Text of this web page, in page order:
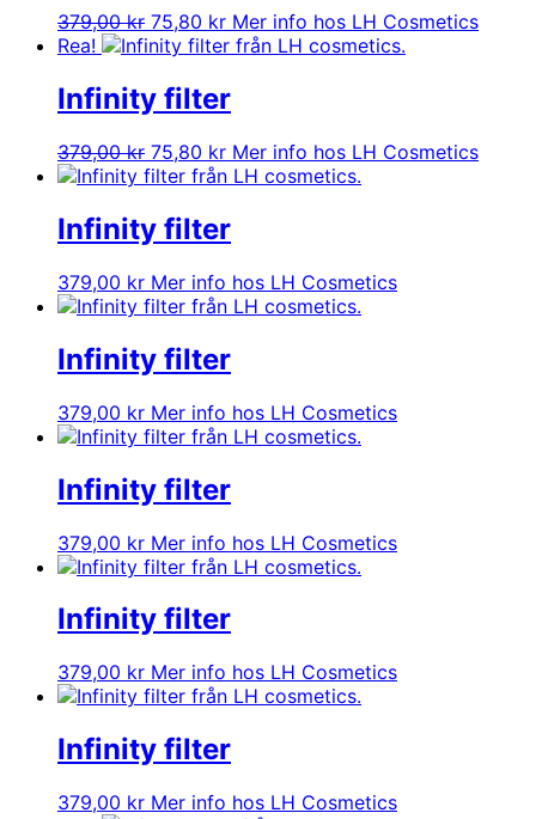
379,00kr Det
ursprungliga
var:
379,00 kr.
75,80 krDet
nuvarande
är:
75,80 kr.
Mer info hos LH Cosmetics
Rea!
Infinity filter
379,00kr Det
ursprungliga
var:
379,00 kr.
75,80 krDet
nuvarande
är:
75,80 kr.
Mer info hos LH Cosmetics
Infinity filter
379,00 kr Mer info hos LH Cosmetics
Infinity filter
379,00 kr Mer info hos LH Cosmetics
Infinity filter
379,00 kr Mer info hos LH Cosmetics
Infinity filter
379,00 kr Mer info hos LH Cosmetics
Infinity filter
379,00 kr Mer info hos LH Cosmetics